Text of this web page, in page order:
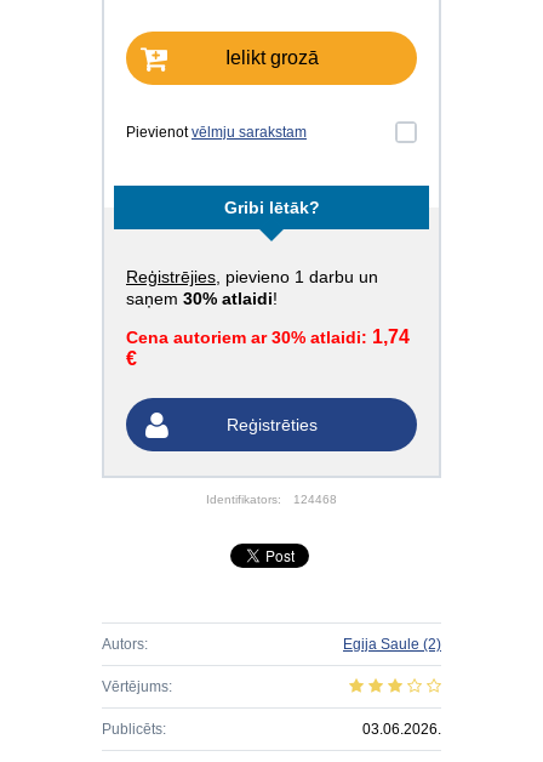
Ielikt grozā
Pievienotvēlmju sarakstam
Gribi lētāk?
Reģistrējies , pievieno 1 darbu un
saņem 30% atlaidi!
Cena autoriem ar 30% atlaidi: 1,74
€
Reģistrēties
Identifikators: 124468
Autors: Egija Saule (2)
Vērtējums:
Publicēts: 03.06.2026.